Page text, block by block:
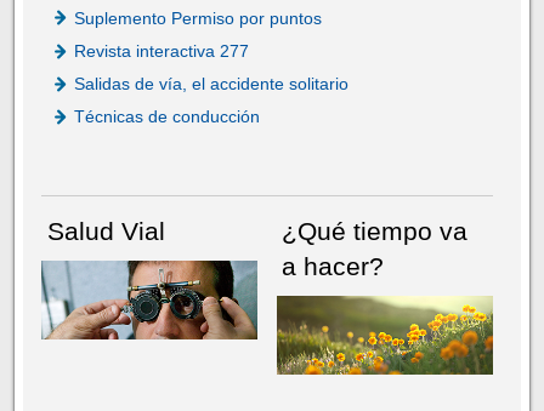
Suplemento Permiso por puntos
Revista interactiva 277
Salidas de vía, el accidente solitario
Técnicas de conducción
Salud Vial
¿Qué tiempo va
a hacer?